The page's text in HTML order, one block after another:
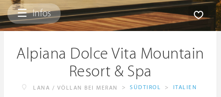
Infos
Alpiana Dolce Vita Mountain
Resort & Spa
LANA / VÖLLAN BEI MERAN > SÜDTIROL > ITALIEN